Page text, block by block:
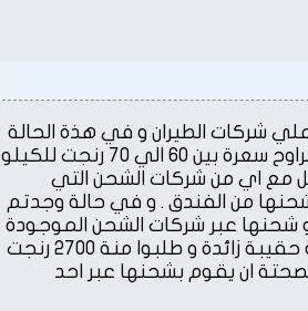
شركات الطيران و في هذة الحالة
لا يفضل شحن الاغراض معكم مباشرة علي نفس الطائرة لان سعر الشحن بلا شك يكون غالي جدا و يتراوح سعرة بين 60 الي 70 رنجت للكيلو
جرام , حيث يمكن التواصل مع اي من شركات الشحن التي
من الفندق . و في حالة وجدتم
و شحنها عبر شركات الشحن الموجودة
في المطار و المتوفرة في الدور الرابع , وللفائدة اذكر احد العملاء و الذي اتصل بي و اخبرني ان لدية حقيبة زائدة و طلبوا منة 2700 رنجت
ان يقوم بشحنها عبر احد